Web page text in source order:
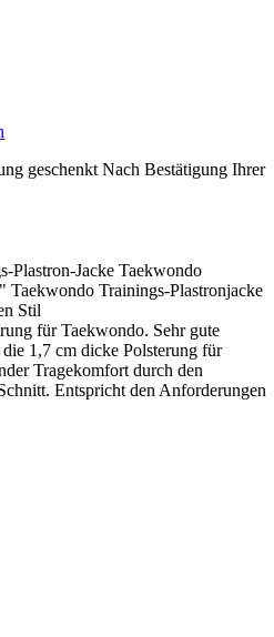
geschenkt Nach Bestätigung Ihrer
Plastron-Jacke Taekwondo
Taekwondo Trainings-Plastronjacke
Stil
für Taekwondo. Sehr gute
1,7 cm dicke Polsterung für
Tragekomfort durch den
Entspricht den Anforderungen